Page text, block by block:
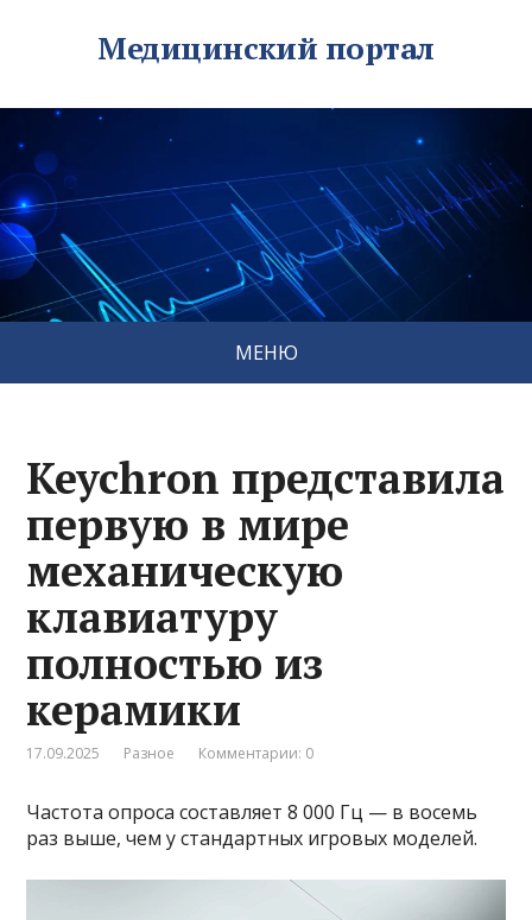
Медицинский портал
МЕНЮ
Keychron представила
первую в мире
механическую
клавиатуру
полностью из
керамики
17.09.2025 Разное Комментарии: 0
Частота опроса составляет 8 000 Гц — в восемь
раз выше, чем у стандартных игровых моделей.